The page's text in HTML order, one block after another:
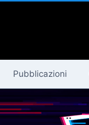
Pubblicazioni